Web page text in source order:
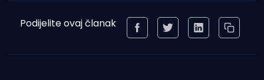
Podijelite ovaj članak